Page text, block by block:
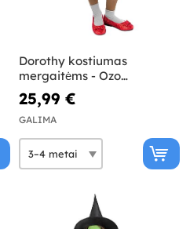
Dorothy kostiumas
mergaitėms - Ozo
burtininkas
25,99 €
GALIMA